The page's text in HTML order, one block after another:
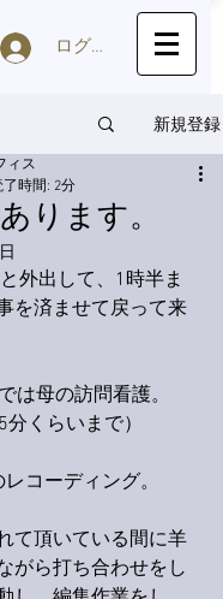
ログイン
新規登録
ります。
ィス
了時間: 2分
を済ませて戻って来
は母の訪問看護。
分くらいまで）
コーディング。
て頂いている間に羊
がら打ち合わせをし